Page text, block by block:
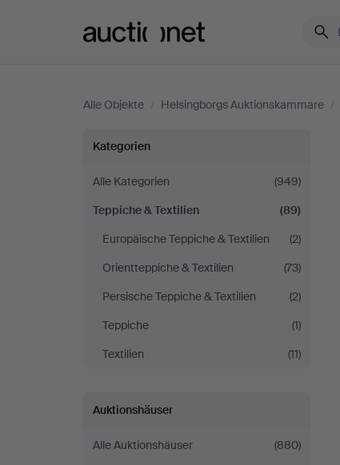
Alle Objekte / Helsingborgs Auktionskammare /
Teppiche
&
Textilien
bei
Helsingborgs
Auktionskammare
Kategorien
Alle Kategorien
(949)
Teppiche & Textilien
(89)
Europäische Teppiche & Textilien
(2)
Orientteppiche & Textilien
(73)
Persische Teppiche & Textilien
(2)
Teppiche
(1)
Textilien
(11)
Auktionshäuser
Alle Auktionshäuser
(880)